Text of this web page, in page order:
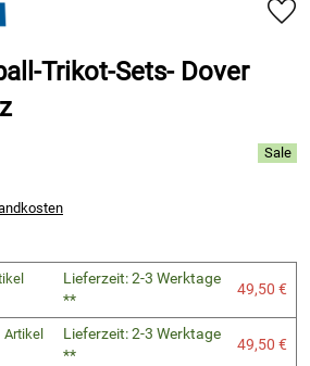
Trikot-Sets- Dover
Lieferzeit: 2-3 Werktage
**
49,50 €
Artikel
Lieferzeit: 2-3 Werktage
**
49,50 €